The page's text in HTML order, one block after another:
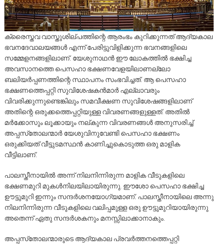
ക്രൈസ്തവ വാസ്തുശില്പത്തിന്റെ ആരംഭം കുറിക്കുന്നത് ആദ്യകാല
ഭവനദേവാലയങ്ങള്‍ എന്ന് പേരിട്ടുവിളിക്കുന്ന ഭവനങ്ങളിലെ
സമ്മേളനങ്ങളിലാണ്. യേശുനാഥന്‍ ഈ ലോകത്തില്‍ ഭക്ഷിച്ച
അവസാനത്തെ പെസഹാ ഭക്ഷണവേളയിലാണല്ലോ
ബലിയര്‍പ്പണത്തിന്റെ സ്ഥാപനം സംഭവിച്ചത്. ആ പെസഹാ
ഭക്ഷണത്തെപ്പറ്റി സുവിശേഷകന്‍മാര്‍ എല്ലാവരും
വിവരിക്കുന്നുണ്ടെങ്കിലും സമവീക്ഷണ സുവിശേഷങ്ങളിലാണ്
അതിന്റെ ഒരുക്കത്തെപ്പറ്റിയുള്ള വിവരണങ്ങളുള്ളത്. അതില്‍
മര്‍ക്കോസും ലൂക്കായും നല്കുന്ന വിവരണങ്ങള്‍ അനുസരിച്ച്
അപ്പസ്‌തോലന്മാര്‍ യേശുവിനുവേണ്ടി പെസഹാ ഭക്ഷണം
ഒരുക്കിയത് വീട്ടുടമസ്ഥന്‍ കാണിച്ചുകൊടുത്ത ഒരു മാളിക
വീട്ടിലാണ്.
പാലസ്തീനായില്‍ അന്ന് നിലനിന്നിരുന്ന മാളിക വീടുകളിലെ
ഭക്ഷണമുറി മുകള്‍നിലയിലായിരുന്നു. ഈശോ പെസഹാ ഭക്ഷിച്ച
ഊട്ടുമുറി ഇന്നും സന്ദര്‍ശനയോഗ്യമാണ്. പാലസ്തീനായിലെ അന്നു
നിലനിന്നിരുന്ന വീടുകളിലെ വലിപ്പമുള്ള ഒരു ഊട്ടുമുറിയായിരുന്നു
അതെന്ന് ഏതു സന്ദര്‍ശകനും മനസ്സിലാക്കാനാകും.
അപ്പസ്‌തോലന്മാരുടെ ആദ്യകാല പ്രവര്‍ത്തനത്തെപ്പറ്റി